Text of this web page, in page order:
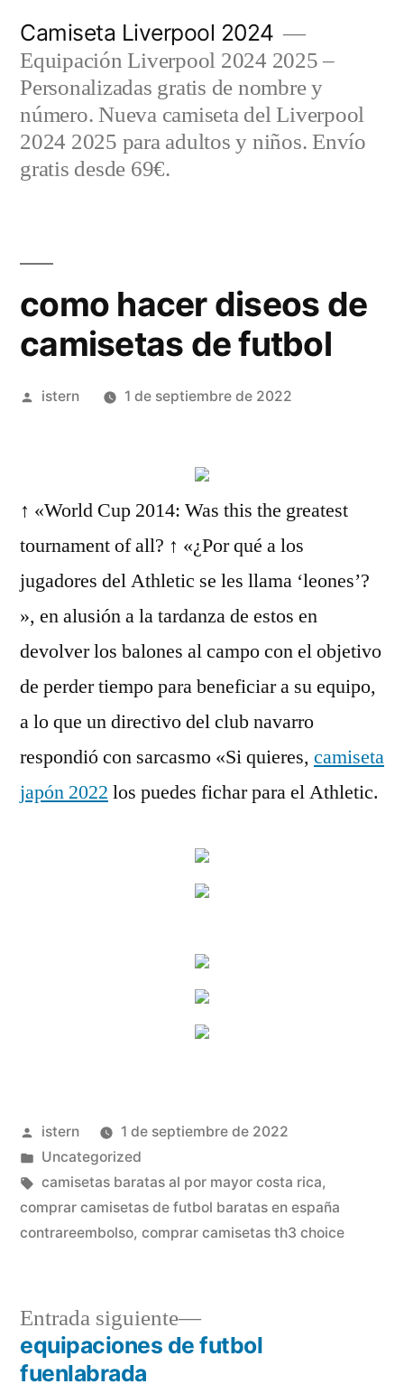
contenido
Camiseta Liverpool 2024
Equipación Liverpool 2024 2025 –
Personalizadas gratis de nombre y
número. Nueva camiseta del Liverpool
2024 2025 para adultos y niños. Envío
gratis desde 69€.
como hacer diseos de
camisetas de futbol
Publicado
istern 1 de septiembre de 2022
↑ «World Cup 2014: Was this the greatest
tournament of all? ↑ «¿Por qué a los
jugadores del Athletic se les llama ‘leones’?
», en alusión a la tardanza de estos en
devolver los balones al campo con el objetivo
de perder tiempo para beneficiar a su equipo,
a lo que un directivo del club navarro
respondió con sarcasmo «Si quieres, camiseta
japón 2022 los puedes fichar para el Athletic.
Publicado
por
istern
1 de septiembre de 2022
Publicado
en
Uncategorized
Etiquetas:
camisetas baratas al por mayor costa rica,
comprar camisetas de futbol baratas en españa
contrareembolso, comprar camisetas th3 choice
Navegación
Entrada siguiente
Entrada
siguiente:
equipaciones de futbol
fuenlabrada